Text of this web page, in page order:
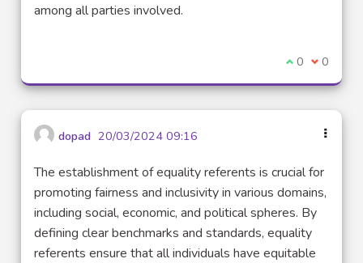
among all parties involved.
Je suis
0 Je ne
0
dopad 20/03/2024 09:16
The establishment of equality referents is crucial for
promoting fairness and inclusivity in various domains,
including social, economic, and political spheres. By
defining clear benchmarks and standards, equality
referents ensure that all individuals have equitable